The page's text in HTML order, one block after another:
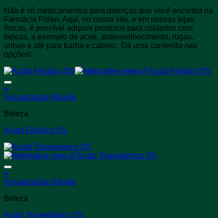
Não é só medicamentos para doenças que você encontra na
Farmácia Pólen. Aqui, no nosso site, e em nossas lojas
físicas, é possível adquirir produtos para cuidados com
beleza, a exemplo de acne, antienvelhecimento, rugas,
unhas e até para barba e cabelo. Dá uma conferida nas
opções!
+
Este
tem
variantes.
opções
podem
ser
escolhidas
na
do
produto
Visualização Rápida
Beleza
Ácido Ferúlico 5%
+
Este
tem
variantes.
Visualização Rápida
Beleza
Ácido Tranexâmico 3%